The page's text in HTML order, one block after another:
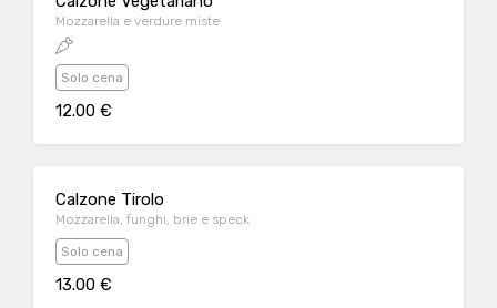
Mozzarella e verdure miste
Solo cena
12.00 €
Calzone Tirolo
Mozzarella, funghi, brie e speck
Solo cena
13.00 €